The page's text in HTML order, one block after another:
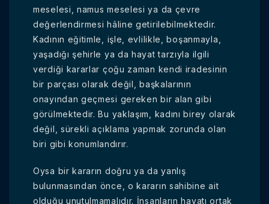
meselesi, namus meselesi ya da çevre
değerlendirmesi hâline getirilebilmektedir.
Kadının eğitimle, işle, evlilikle, boşanmayla,
yaşadığı şehirle ya da hayat tarzıyla ilgili
verdiği kararlar çoğu zaman kendi iradesinin
bir parçası olarak değil, başkalarının
onayından geçmesi gereken bir alan gibi
görülmektedir. Bu yaklaşım, kadını birey olarak
değil, sürekli açıklama yapmak zorunda olan
biri gibi konumlandırır.
Oysa bir kararın doğru ya da yanlış
bulunmasından önce, o kararın sahibine ait
olduğu unutulmamalıdır. İnsanların hayatı ortak